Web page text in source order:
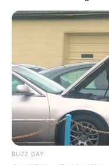
BUZZ DAY